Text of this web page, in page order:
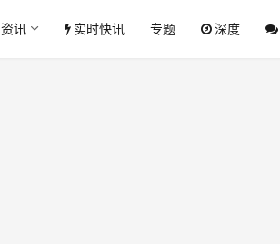
资讯 实时快讯 专题 深度